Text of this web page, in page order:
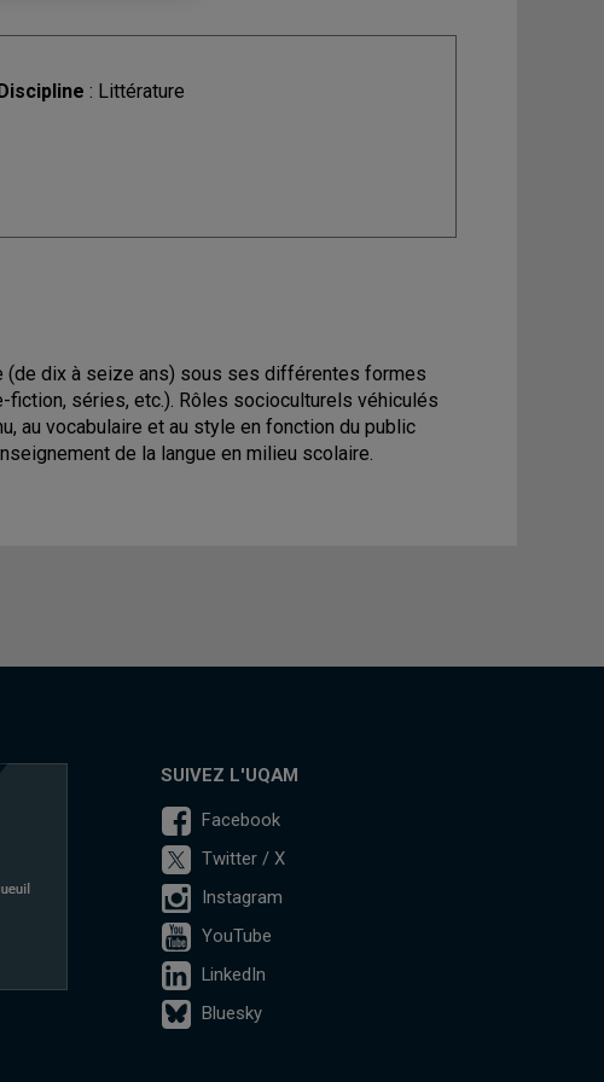
: Littérature
(de dix à seize ans) sous ses différentes formes
séries, etc.). Rôles socioculturels véhiculés
au vocabulaire et au style en fonction du public
de la langue en milieu scolaire.
SUIVEZ L'UQAM
Facebook
Twitter / X
Instagram
YouTube
LinkedIn
Bluesky